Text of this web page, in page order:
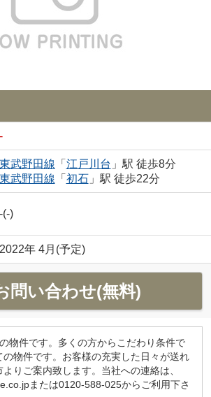
-
東武野田線 「 江戸川台 」駅 徒歩8分
東武野田線 「 初石」駅 徒歩22分
-(-)
2022年 4月(予定)
問い合わせ(無料)
物件です。多くの方からこだわり条件で
の物件です。お客様の充実した日々が送れ
りご案内致します。当社への連絡は、
または0120-588-025からご利用下さ